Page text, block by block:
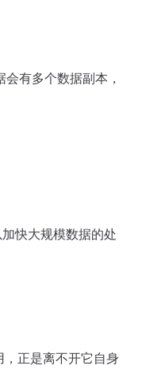
有多个数据副本，
快大规模数据的处
正是离不开它自身